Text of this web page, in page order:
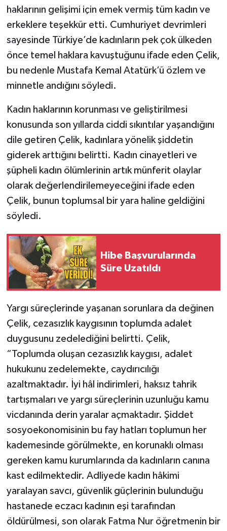
haklarının gelişimi için emek vermiş tüm kadın ve
erkeklere teşekkür etti. Cumhuriyet devrimleri
sayesinde Türkiye’de kadınların pek çok ülkeden
önce temel haklara kavuştuğunu ifade eden Çelik,
bu nedenle Mustafa Kemal Atatürk’ü özlem ve
minnetle andığını söyledi.
Kadın haklarının korunması ve geliştirilmesi
konusunda son yıllarda ciddi sıkıntılar yaşandığını
dile getiren Çelik, kadınlara yönelik şiddetin
giderek arttığını belirtti. Kadın cinayetleri ve
şüpheli kadın ölümlerinin artık münferit olaylar
olarak değerlendirilemeyeceğini ifade eden
Çelik, bunun toplumsal bir yara haline geldiğini
söyledi.
Hibe Başvurularında
Süre Uzatıldı
Yargı süreçlerinde yaşanan sorunlara da değinen
Çelik, cezasızlık kaygısının toplumda adalet
duygusunu zedelediğini belirtti. Çelik,
“Toplumda oluşan cezasızlık kaygısı, adalet
hukukunu zedelemekte, caydırıcılığı
azaltmaktadır. İyi hâl indirimleri, haksız tahrik
tartışmaları ve yargı süreçlerinin uzunluğu kamu
vicdanında derin yaralar açmaktadır. Şiddet
sosyoekonomisinin bu fay hatları toplumun her
kademesinde görülmekte, en korunaklı olması
gereken kamu kurumlarında da kadınların canına
kast edilmektedir. Adliyede kadın hâkimi
yaralayan savcı, güvenlik güçlerinin bulunduğu
hastanede eczacı kadının eşi tarafından
öldürülmesi, son olarak Fatma Nur öğretmenin bir